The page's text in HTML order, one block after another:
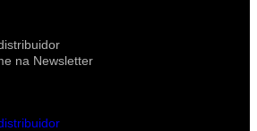
na Newsletter